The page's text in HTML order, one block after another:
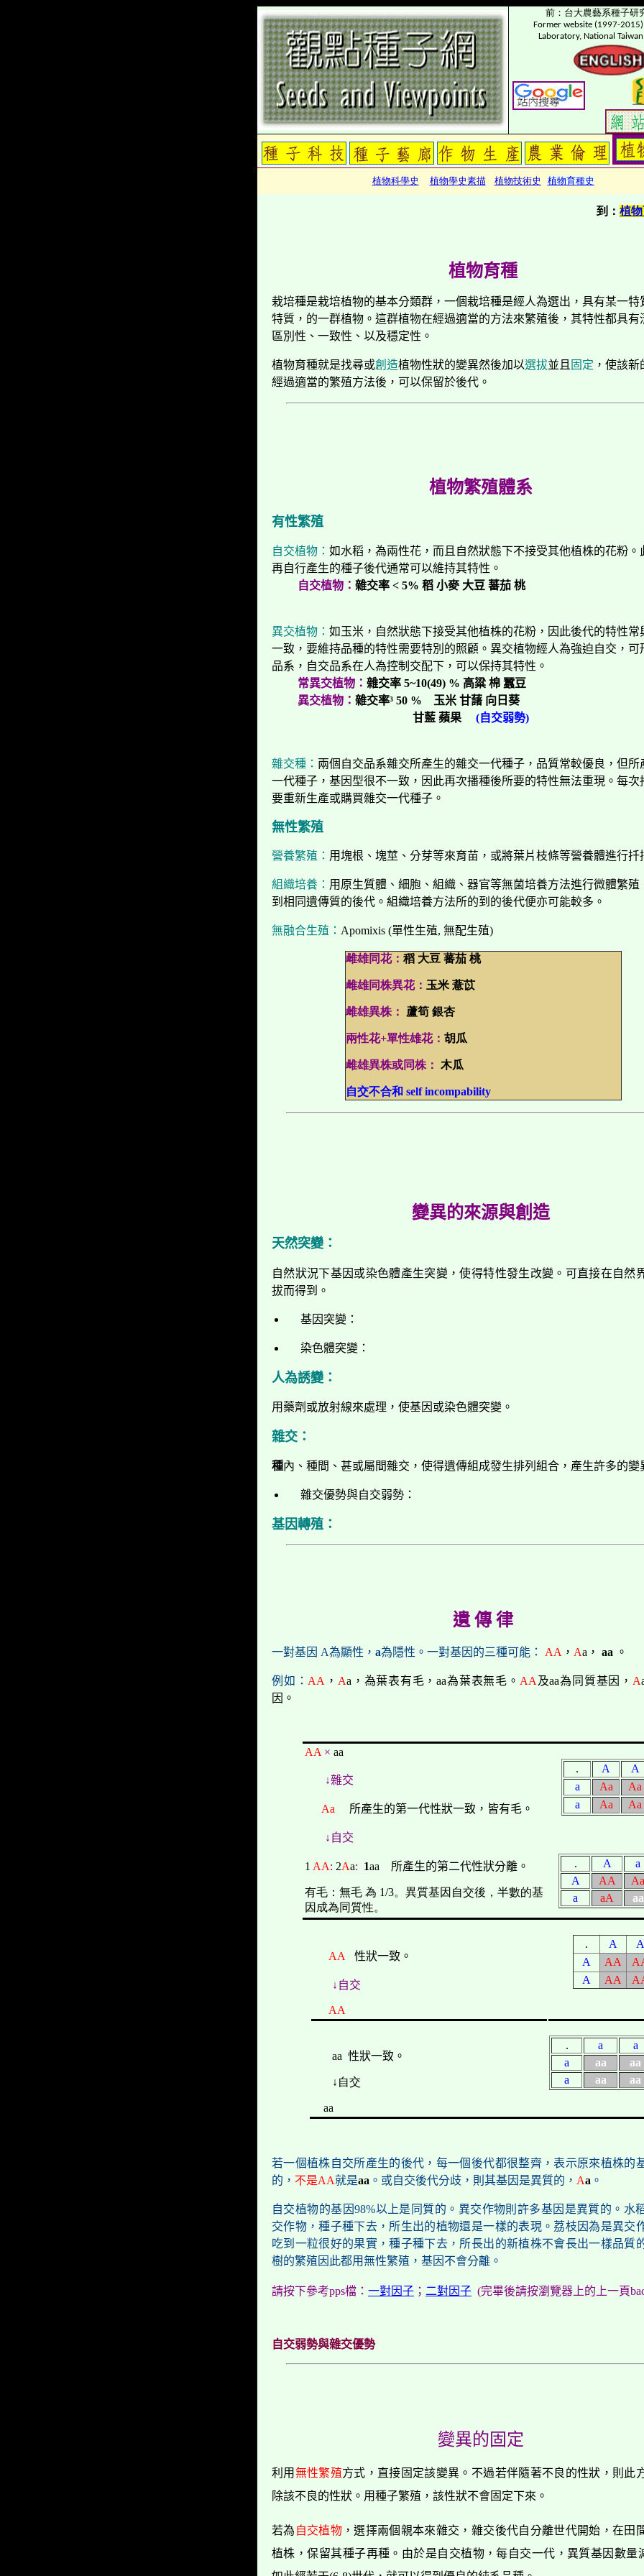
前：台大農藝系種子研
Former website (1997-2015)
Laboratory, National
植物科學史 植物學史素描 植物技術史 植物育種史
到： 植
植物育種
栽培種是栽培植物的基本分類群，一個栽培種是經人為選出，具有某一特
特質，的一群植物。這群植物在經過適當的方法來繁殖後，其特性都具有
區別性、一致性、以及穩定性。
植物育種就是找尋或創造植物性狀的變異然後加以選拔並且 固定 ，使該
經過適當的繁殖方法後，可以保留於後代。
植物繁殖體系
有性繁殖
自交植物： 如水稻，為兩性花，而且自然狀態下不接受其他植株的花粉。
再自行產生的種子後代通常可以維持其特性。
自交植物： 雜交率 < 5% 稻 小麥 大豆 蕃茄 桃
異交植物： 如玉米，自然狀態下接受其他植株的花粉，因此後代的特性常
一致，要維持品種的特性需要特別的照顧。異交植物經人為強迫自交，可
品系，自交品系在人為控制交配下，可以保持其特性。
常異交植物： 雜交率 5~10(49) % 高粱 棉 蠶豆
異交植物： 雜交率³ 50 % 玉米 甘藷 向日葵
甘藍 蘋果
(自交弱勢)
雜交種： 兩個自交品系雜交所產生的雜交一代種子，品質常較優良，但所
一代種子，基因型很不一致，因此再次播種後所要的特性無法重現。每次
要重新生產或購買雜交一代種子。
無性繁殖
營養繁殖： 用塊根、塊莖、分芽等來育苗，或將葉片枝條等營養體進行扦
組織培養： 用原生質體、細胞、組織、器官等無菌培養方法進行微體繁殖
到相同遺傳質的後代。組織培養方法所的到的後代便亦可能較多。
無融合生殖： Apomixis (單性生殖, 無配生殖)
雌雄同花： 稻 大豆 蕃茄 桃
雌雄同株異花： 玉米 薏苡
雌雄異株： 蘆筍 銀杏
兩性花+單性雄花： 胡瓜
雌雄異株或同株： 木瓜
自交不合和 self incompability
變異的來源與創造
天然突變：
自然狀況下基因或染色體產生突變，使得特性發生改變。可直接在自然
拔而得到。
基因突變：
染色體突變：
人為誘變：
用藥劑或放射線來處理，使基因或染色體突變。
雜交：
種內、種間、甚或屬間雜交，使得遺傳組成發生排列組合，產生許多的變
雜交優勢與自交弱勢：
基因轉殖：
遺 傳 律
一對基因 A為顯性， a為隱性。一對基因的三種可能： AA ， Aa ， aa 。
例如： AA ， Aa ，為葉表有毛，aa為葉表無毛。 AA 及aa為同質基因， A
因。
AA × aa
↓雜交
Aa 所產生的第一代性狀一致，皆有毛。
↓自交
1 AA: 2Aa: 1aa 所產生的第二代性狀分離。
有毛：無毛 為 1/3。異質基因自交後，半數的基
因成為同質性。
. A
A
a
Aa
Aa
a
Aa Aa
. A
a
A
AA
Aa
a
aA aa
AA 性狀一致。
↓自交
AA
. A
A
A
AA
A
AA
aa 性狀一致。
↓自交
aa
. a
a
a
aa
aa
a
aa aa
若一個植株自交所產生的後代，每一個後代都很整齊，表示原來植株的
的， 不是AA就是aa 。或自交後代分歧，則其基因是異質的， Aa 。
自交植物的基因98%以上是同質的。異交作物則許多基因是異質的。水
交作物，種子種下去，所生出的植物還是一樣的表現。荔枝因為是異交
吃到一粒很好的果實，種子種下去，所長出的新植株不會長出一樣品質
樹的繁殖因此都用無性繁殖，基因不會分離。
請按下參考pps檔： 一對因子 ； 二對因子 (完畢後請按瀏覽器上的上一頁
自交弱勢與雜交優勢
變異的固定
利用 無性繁殖方式，直接固定該變異。不過若伴隨著不良的性狀，則此
除該不良的性狀。用種子繁殖，該性狀不會固定下來。
若為 自交植物 ，選擇兩個親本來雜交，雜交後代自分離世代開始，在田
植株，保留其種子再種。由於是自交植物，每自交一代，異質基因數量